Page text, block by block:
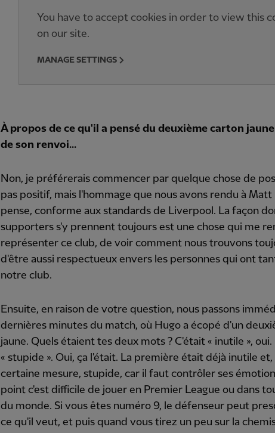
You have to accept cookies in order to view this
on our site.
MANAGE SETTINGS
À propos de ce qu'il a pensé du deuxième carton
de son renvoi...
Non, je préférerais commencer par quelque chose de
pas positif, mais l'hommage que nous avons rendu à
pense, conforme aux standards de Liverpool. La façon
supporters s'y prennent toujours est une chose qui me
représenter ce club, de voir comment nous trouvons
d'être aussi respectueux envers les personnes qui ont
notre club.
Ensuite, en raison de votre question, nous passons
dernières minutes du match, où Hugo a écopé d'un
jaune. Quels étaient tes deux mots ? C'était « inutile »,
« stupide ». Oui, ça l'était. La première était déjà inutile et,
certaine mesure, stupide, car il faut contrôler ses
point c'est difficile de jouer en Premier League ou dans
du monde. Si vous êtes numéro 9, le défenseur peut
ce qu'il veut, et puis quand vous tirez un peu sur la